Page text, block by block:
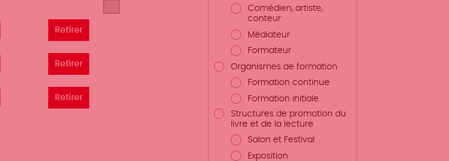
Comédien, artiste,
conteur
Médiateur
Formateur
Organismes de formation
Formation continue
Formation initiale
Structures de promotion du
livre et de la lecture
Salon et Festival
Exposition